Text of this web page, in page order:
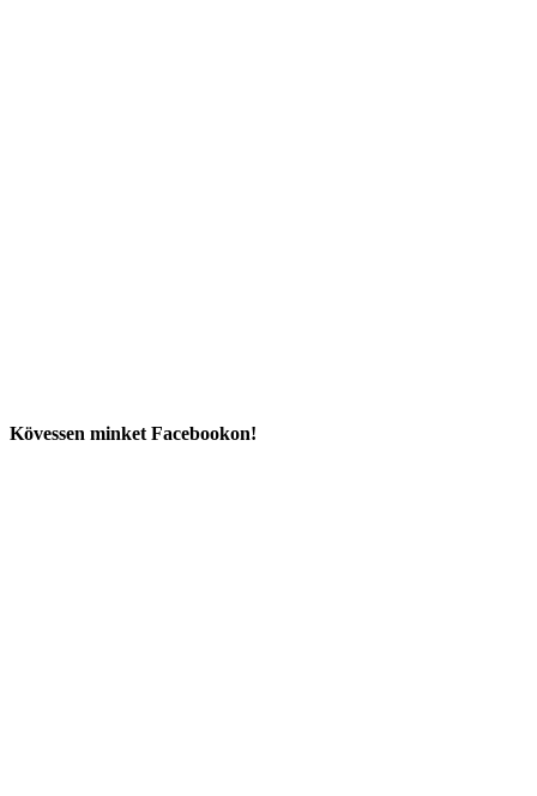
Kövessen minket Facebookon!